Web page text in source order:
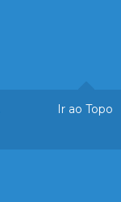
Ir ao Topo